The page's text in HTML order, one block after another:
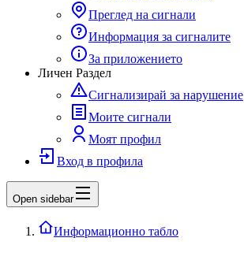
Преглед на сигнали
Информация за сигналите
За приложението
Личен Раздел
Сигнализирай за нарушение
Моите сигнали
Моят профил
Вход в профила
Open sidebar
Информационно табло